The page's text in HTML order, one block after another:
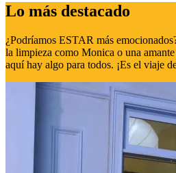
Lo más destacado
¿Podríamos ESTAR más
la limpieza como Monica o una
aquí hay algo para todos. ¡Es el viaje